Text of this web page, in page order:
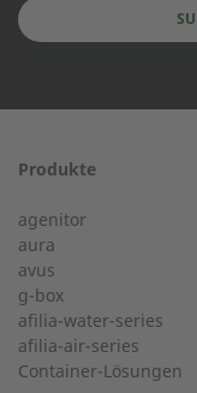
Postleitzahl
Service Hotline für
Produkte
agenitor
aura
avus
g-box
afilia-water-series
afilia-air-series
Container-Lösungen